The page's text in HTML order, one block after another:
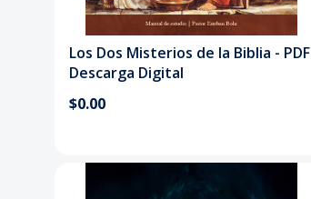
Los Dos Misterios de la Biblia - PDF
Descarga Digital
$0.00